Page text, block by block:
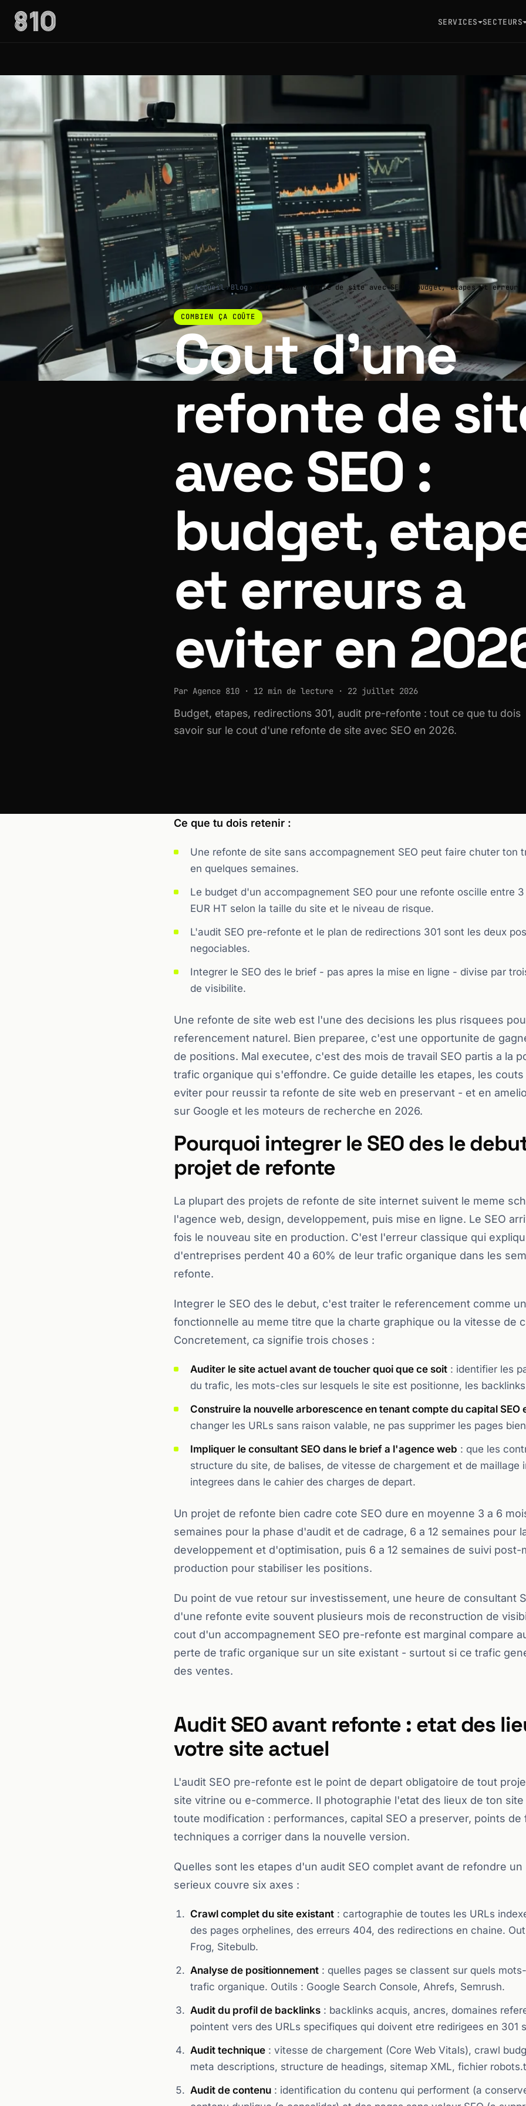
SERVICES SECTEURS
Accueil›Blog › Cout d'une refonte de site avec SEO : budget, etapes et
COMBIEN ÇA COÛTE
Cout d'une
refonte de
avec SEO :
budget,
et erreurs a
eviter en
Par Agence 810 · 12 min de lecture · 22 juillet 2026
Budget, etapes, redirections 301, audit pre-refonte : tout ce que tu dois
savoir sur le cout d'une refonte de site avec SEO en 2026.
Ce que tu dois retenir :
Une refonte de site sans accompagnement SEO peut faire chuter ton
en quelques semaines.
Le budget d'un accompagnement SEO pour une refonte oscille entre
EUR HT selon la taille du site et le niveau de risque.
L'audit SEO pre-refonte et le plan de redirections 301 sont les deux
negociables.
Integrer le SEO des le brief - pas apres la mise en ligne - divise par
de visibilite.
Une refonte de site web est l'une des decisions les plus risquees
referencement naturel. Bien preparee, c'est une opportunite de
de positions. Mal executee, c'est des mois de travail SEO partis a la
trafic organique qui s'effondre. Ce guide detaille les etapes, les
eviter pour reussir ta refonte de site web en preservant - et en
sur Google et les moteurs de recherche en 2026.
Pourquoi integrer le SEO des le
projet de refonte
La plupart des projets de refonte de site internet suivent le meme
l'agence web, design, developpement, puis mise en ligne. Le SEO
fois le nouveau site en production. C'est l'erreur classique qui
d'entreprises perdent 40 a 60% de leur trafic organique dans les
refonte.
Integrer le SEO des le debut, c'est traiter le referencement comme
fonctionnelle au meme titre que la charte graphique ou la vitesse de
Concretement, ca signifie trois choses :
Auditer le site actuel avant de toucher quoi que ce soit : identifier les
du trafic, les mots-cles sur lesquels le site est positionne, les
Construire la nouvelle arborescence en tenant compte du capital SEO
changer les URLs sans raison valable, ne pas supprimer les pages
Impliquer le consultant SEO dans le brief a l'agence web : que les
structure du site, de balises, de vitesse de chargement et de maillage
integrees dans le cahier des charges de depart.
Un projet de refonte bien cadre cote SEO dure en moyenne 3 a 6
semaines pour la phase d'audit et de cadrage, 6 a 12 semaines pour
developpement et d'optimisation, puis 6 a 12 semaines de suivi post-
production pour stabiliser les positions.
Du point de vue retour sur investissement, une heure de consultant
d'une refonte evite souvent plusieurs mois de reconstruction de
cout d'un accompagnement SEO pre-refonte est marginal compare
perte de trafic organique sur un site existant - surtout si ce trafic
des ventes.
Audit SEO avant refonte : etat des
votre site actuel
L'audit SEO pre-refonte est le point de depart obligatoire de tout
site vitrine ou e-commerce. Il photographie l'etat des lieux de ton
toute modification : performances, capital SEO a preserver, points de
techniques a corriger dans la nouvelle version.
Quelles sont les etapes d'un audit SEO complet avant de refondre un
serieux couvre six axes :
Crawl complet du site existant : cartographie de toutes les URLs
des pages orphelines, des erreurs 404, des redirections en chaine.
Frog, Sitebulb.
Analyse de positionnement : quelles pages se classent sur quels
trafic organique. Outils : Google Search Console, Ahrefs, Semrush.
Audit du profil de backlinks : backlinks acquis, ancres, domaines
pointent vers des URLs specifiques qui doivent etre redirigees en 301
Audit technique : vitesse de chargement (Core Web Vitals), crawl
meta descriptions, structure de headings, sitemap XML, fichier
Audit de contenu : identification du contenu qui performent (a